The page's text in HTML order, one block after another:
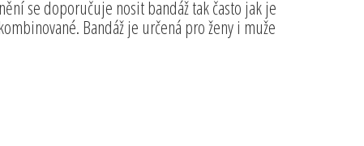
se doporučuje nosit bandáž tak často jak je
Bandáž je určená pro ženy i muže